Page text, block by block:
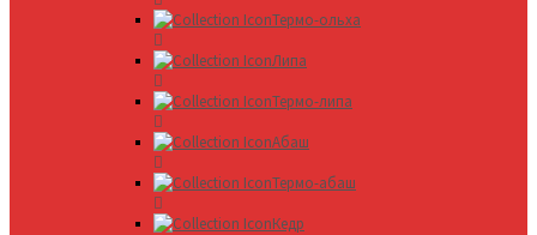
Термо-ольха
Липа
Термо-липа
Абаш
Термо-абаш
Кедр